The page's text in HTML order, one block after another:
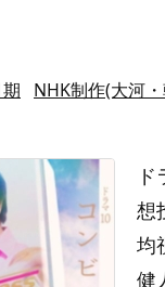
NHK制作(大河
想
均
健